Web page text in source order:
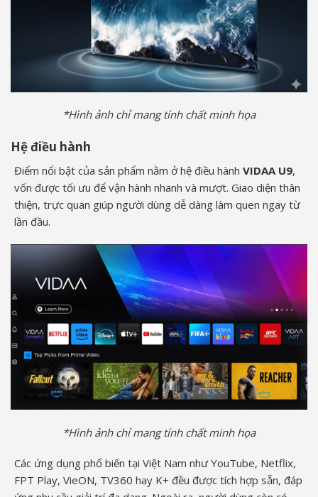
*Hình ảnh chỉ mang tính chất minh họa
Hệ điều hành
Điểm nổi bật của sản phẩm nằm ở hệ điều hành VIDAA U9,
vốn được tối ưu để vận hành nhanh và mượt. Giao diện thân
thiện, trực quan giúp người dùng dễ dàng làm quen ngay từ
lần đầu.
*Hình ảnh chỉ mang tính chất minh họa
Các ứng dụng phổ biến tại Việt Nam như YouTube, Netflix,
FPT Play, VieON, TV360 hay K+ đều được tích hợp sẵn, đáp